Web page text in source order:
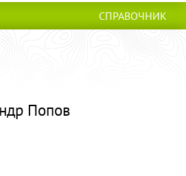
СПРАВОЧНИК
Попов